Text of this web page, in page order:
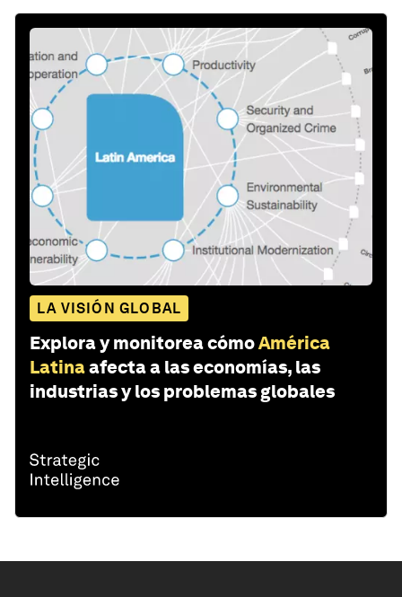
LA VISIÓN GLOBAL
Explora y monitorea cómoAmérica
Latinaafecta a las economías, las
industrias y los problemas globales